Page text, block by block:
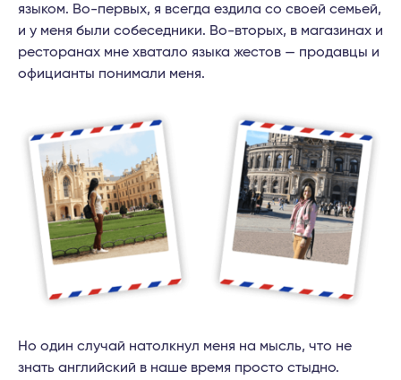
языком. Во-первых, я всегда ездила со своей семьей,
и у меня были собеседники. Во-вторых, в магазинах и
ресторанах мне хватало языка жестов — продавцы и
официанты понимали меня.
Но один случай натолкнул меня на мысль, что не
знать английский в наше время просто стыдно.